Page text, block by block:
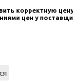
корректную
цен у